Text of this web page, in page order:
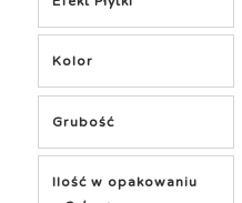
Kolor
Grubość
Ilość w opakowaniu